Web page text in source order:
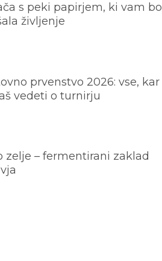
s peki papirjem, ki vam bo
življenje
prvenstvo 2026: vse, kar
vedeti o turnirju
zelje – fermentirani zaklad